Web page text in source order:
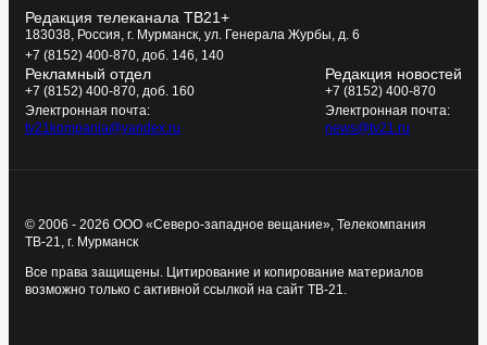
Редакция телеканала ТВ21+
183038, Россия, г. Мурманск, ул. Генерала Журбы, д. 6
+7 (8152) 400-870, доб. 146, 140
Рекламный отдел
+7 (8152) 400-870, доб. 160
Электронная почта:
tv21kompania@yandex.ru
Редакция новостей
+7 (8152) 400-870
Электронная почта:
news@tv21.ru
© 2006 - 2026 ООО «Северо-западное вещание», Телекомпания
ТВ-21, г. Мурманск
Все права защищены. Цитирование и копирование материалов
возможно только с активной ссылкой на сайт ТВ-21.